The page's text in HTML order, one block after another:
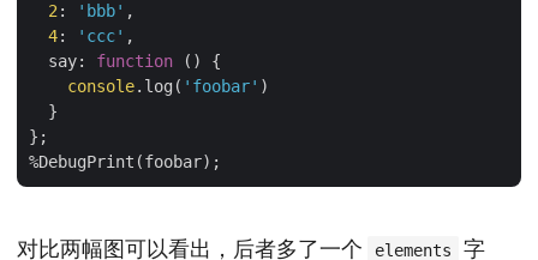
2: 'bbb' ,
4: 'ccc' ,
say: function ( ) {
console.log( 'foobar' )
  }
};
对比两幅图可以看出，后者多了一个 elements
字